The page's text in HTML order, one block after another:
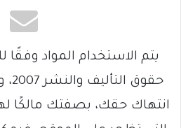
انتهاك حقك، بصفتك مالكًا